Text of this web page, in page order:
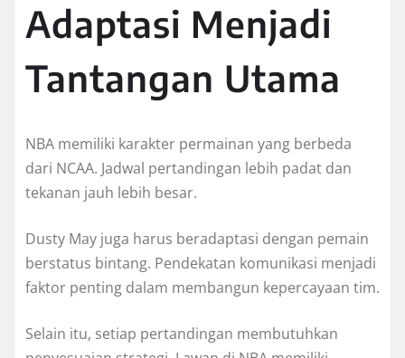
Adaptasi Menjadi
Tantangan Utama
NBA memiliki karakter permainan yang berbeda
dari NCAA. Jadwal pertandingan lebih padat dan
tekanan jauh lebih besar.
Dusty May juga harus beradaptasi dengan pemain
berstatus bintang. Pendekatan komunikasi menjadi
faktor penting dalam membangun kepercayaan tim.
Selain itu, setiap pertandingan membutuhkan